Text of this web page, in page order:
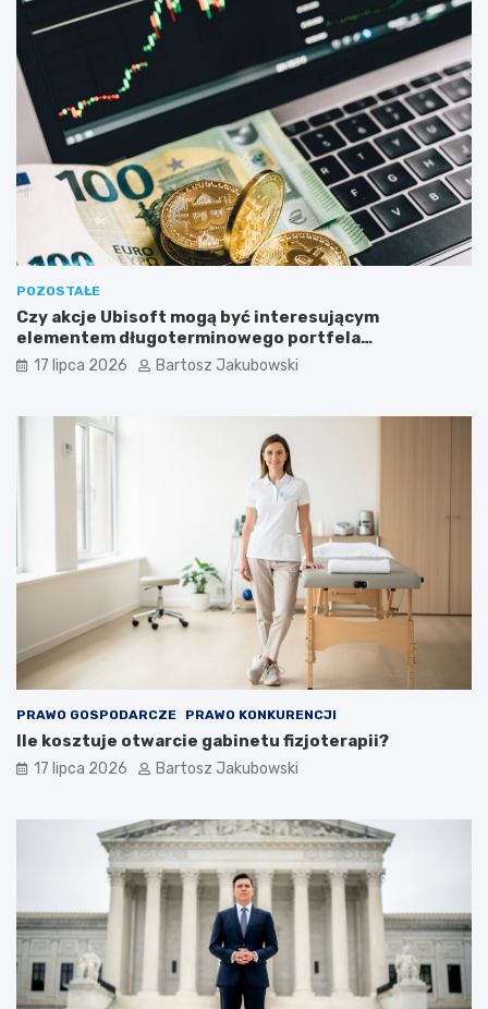
POZOSTAŁE
Czy akcje Ubisoft mogą być interesującym
elementem długoterminowego portfela
inwestycyjnego?
17 lipca 2026 Bartosz Jakubowski
PRAWO GOSPODARCZE PRAWO KONKURENCJI
Ile kosztuje otwarcie gabinetu fizjoterapii?
17 lipca 2026 Bartosz Jakubowski